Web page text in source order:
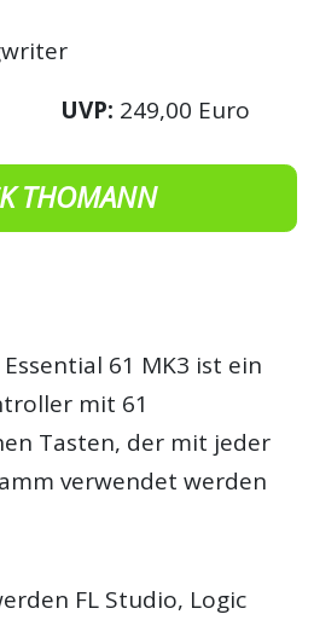
UVP: 249,00 Euro
THOMANN
61 MK3 ist ein
mit 61
Tasten, der mit jeder
verwendet werden
FL Studio, Logic